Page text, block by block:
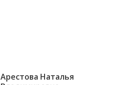
Арестова Наталья